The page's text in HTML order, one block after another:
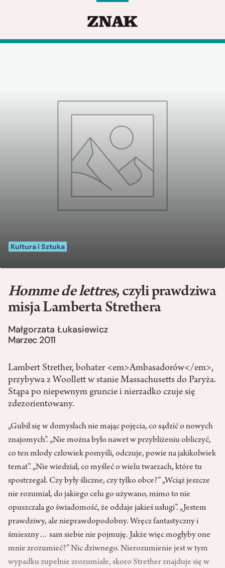
Kultura i Sztuka
Homme de lettres, czyli prawdziwa
misja Lamberta Strethera
Małgorzata Łukasiewicz
Marzec 2011
Lambert Strether, bohater <em>Ambasadorów</em>,
przybywa z Woollett w stanie Massachusetts do Paryża.
Stąpa po niepewnym gruncie i nierzadko czuje się
zdezorientowany.
„Gubił się w domysłach nie mając pojęcia, co sądzić o nowych
znajomych”. „Nie można było nawet w przybliżeniu obliczyć,
co ten młody człowiek pomyśli, odczuje, powie na jakikolwiek
temat”. „Nie wiedział, co myśleć o wielu twarzach, które tu
spostrzegał. Czy były śliczne, czy tylko obce?” „Wciąż jeszcze
nie rozumiał, do jakiego celu go używano, mimo to nie
opuszczała go świadomość, że oddaje jakieś usługi”. „Jestem
prawdziwy, ale nieprawdopodobny. Wręcz fantastyczny i
śmieszny… sam siebie nie pojmuję. Jakże więc mogłyby one
mnie zrozumieć?” Nic dziwnego. Nierozumienie jest w tym
wypadku zupełnie zrozumiałe, skoro Strether znajduje się w